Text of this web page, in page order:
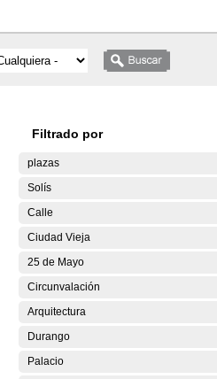
Filtrado por
plazas
Solís
Calle
Ciudad Vieja
25 de Mayo
Circunvalación
Arquitectura
Durango
Palacio